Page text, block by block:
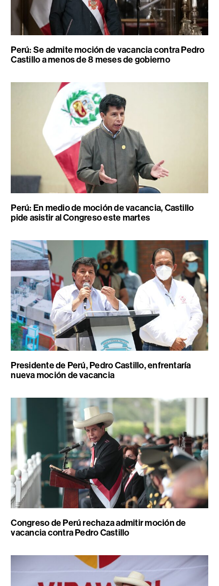
Perú: Se admite moción de vacancia contra Pedro
Castillo a menos de 8 meses de gobierno
Perú: En medio de moción de vacancia, Castillo
pide asistir al Congreso este martes
Presidente de Perú, Pedro Castillo, enfrentaría
nueva moción de vacancia
Congreso de Perú rechaza admitir moción de
vacancia contra Pedro Castillo